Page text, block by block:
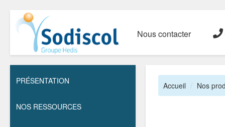
Nous contacter
PRÉSENTATION
NOS RESSOURCES
Accueil Nos